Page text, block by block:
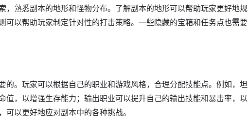
，熟悉副本的地形和怪物分布。了解副本的地形可以帮助玩家更好地规
可以帮助玩家制定针对性的打击策略。一些隐藏的宝箱和任务点也需要
的。玩家可以根据自己的职业和游戏风格，合理分配技能点。例如，坦
值，以增强生存能力；输出职业可以提升自己的输出技能和暴击率，以
以更好地应对副本中的各种挑战。